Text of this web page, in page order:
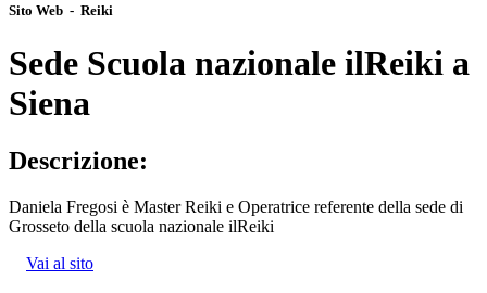
Sito Web - Reiki
Sede Scuola nazionale ilReiki a
Siena
Descrizione:
Daniela Fregosi è Master Reiki e Operatrice referente della sede di
Grosseto della scuola nazionale ilReiki
Vai al sito